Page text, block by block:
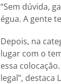
“Sem dúvida,
égua. A gente
Depois, na
lugar com o
essa
legal”, destaca